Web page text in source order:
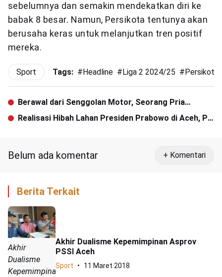
sebelumnya dan semakin mendekatkan diri ke
babak 8 besar. Namun, Persikota tentunya akan
berusaha keras untuk melanjutkan tren positif
mereka.
Sport Tags: # Headline # Liga 2 2024/25 # Persikota
Berawal dari Senggolan Motor, Seorang Pria
Ditikam Hingga Tewas
Realisasi Hibah Lahan Presiden Prabowo di Aceh, Pj
Belum ada komentar + Komentari
Berita Terkait
Akhir
Dualisme
Kepemimpinan
Akhir Dualisme Kepemimpinan Asprov
PSSI Aceh
Sport 11 Maret 2018